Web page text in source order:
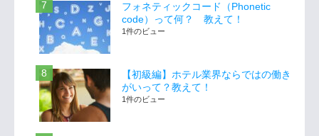
フォネティックコード（Phonetic
code）って何？ 教えて！
1件のビュー
【初級編】ホテル業界ならではの働き
がいって？教えて！
1件のビュー